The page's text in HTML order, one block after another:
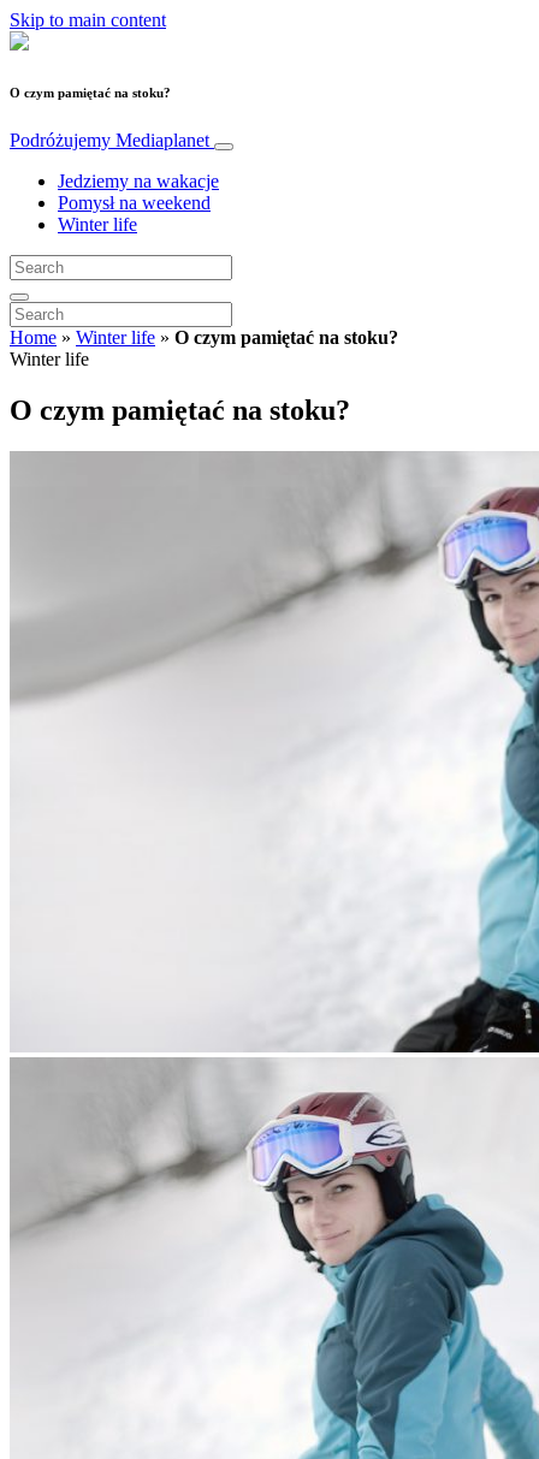
Skip to main content
O czym pamiętać na stoku?
Podróżujemy Mediaplanet
Jedziemy na wakacje
Pomysł na weekend
Winter life
Home » Winter life » O czym pamiętać na stoku?
Winter life
O czym pamiętać na stoku?